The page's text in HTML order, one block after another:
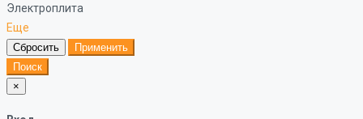
Электроплита
Еще
Сбросить
Применить
Поиск
×